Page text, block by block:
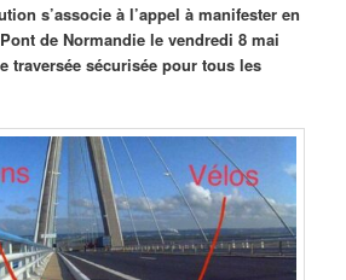
s’associe à l’appel à manifester en
de Normandie le vendredi 8 mai
traversée sécurisée pour tous les